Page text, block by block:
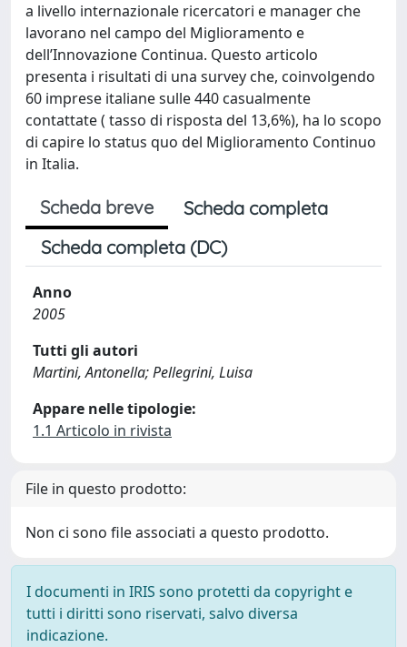
a livello internazionale ricercatori e manager che
lavorano nel campo del Miglioramento e
dell’Innovazione Continua. Questo articolo
presenta i risultati di una survey che, coinvolgendo
60 imprese italiane sulle 440 casualmente
contattate ( tasso di risposta del 13,6%), ha lo scopo
di capire lo status quo del Miglioramento Continuo
in Italia.
Scheda breve
Scheda completa
Scheda completa (DC)
Anno
2005
Tutti gli autori
Martini, Antonella; Pellegrini, Luisa
Appare nelle tipologie:
1.1 Articolo in rivista
File in questo prodotto:
Non ci sono file associati a questo prodotto.
I documenti in IRIS sono protetti da copyright e
tutti i diritti sono riservati, salvo diversa
indicazione.